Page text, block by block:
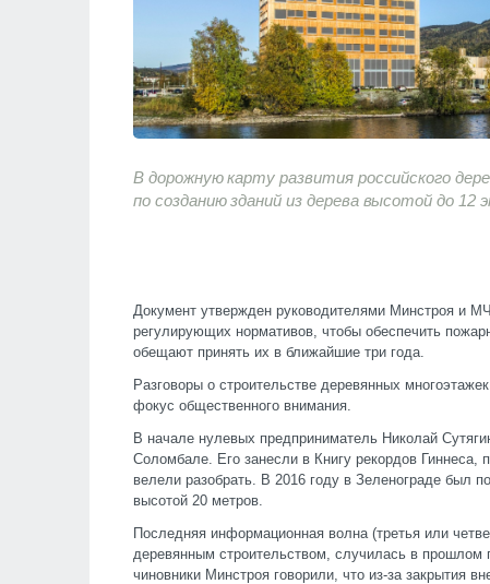
В дорожную карту развития российского
по созданию зданий из дерева высотой до 12
Документ утвержден руководителями Минстроя и
регулирующих нормативов, чтобы обеспечить
обещают принять их в ближайшие три года.
Разговоры о строительстве деревянных
фокус общественного внимания.
В начале нулевых предприниматель Николай
Соломбале. Его занесли в Книгу рекордов Гиннеса,
велели разобрать. В 2016 году в Зеленограде был
высотой 20 метров.
Последняя информационная волна (третья или
деревянным строительством, случилась в прошлом
чиновники Минстроя говорили, что из-за закрытия